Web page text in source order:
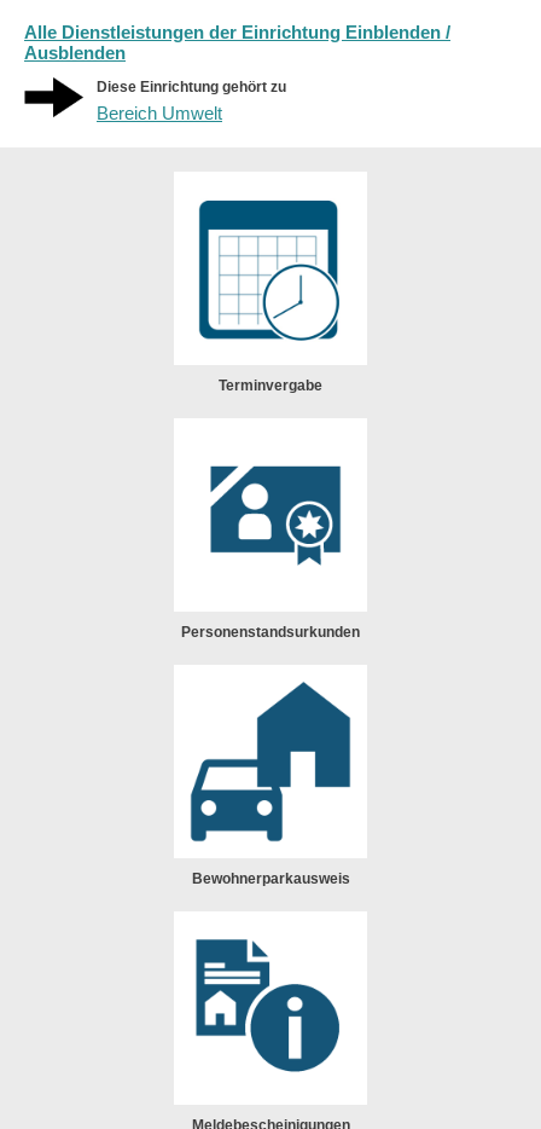
Alle Dienstleistungen der Einrichtung Einblenden /
Ausblenden
Diese Einrichtung gehört zu
Bereich Umwelt
Terminvergabe
Personenstandsurkunden
Bewohnerparkausweis